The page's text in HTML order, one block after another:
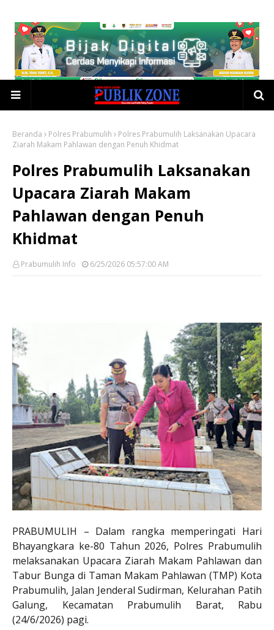
Beranda Polres Prabumulih
Polres Prabumulih Laksanakan Upacara
Ziarah Makam Pahlawan dengan Penuh Khidmat
Polres Prabumulih Laksanakan
Upacara Ziarah Makam
Pahlawan dengan Penuh
Khidmat
Prabumulih Info 6/25/2026 05:57:00 AM
PRABUMULIH – Dalam rangka memperingati Hari
Bhayangkara ke-80 Tahun 2026, Polres Prabumulih
melaksanakan Upacara Ziarah Makam Pahlawan dan
Tabur Bunga di Taman Makam Pahlawan (TMP) Kota
Prabumulih, Jalan Jenderal Sudirman, Kelurahan Patih
Galung, Kecamatan Prabumulih Barat, Rabu
(24/6/2026) pagi.